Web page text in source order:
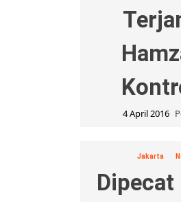
4 April 2016
Jakarta
Dipecat